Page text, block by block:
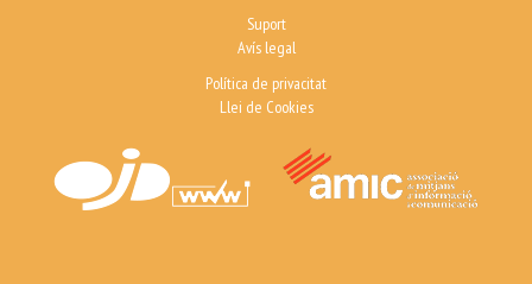
Suport
Avís legal
Política de privacitat
Llei de Cookies